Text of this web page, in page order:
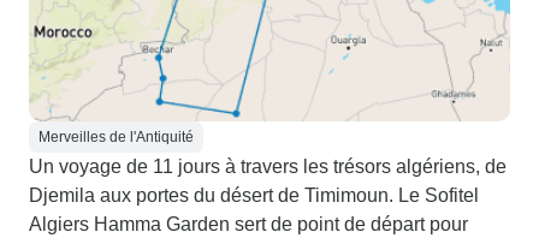
Merveilles de l'Antiquité
Un voyage de 11 jours à travers les trésors algériens, de
Djemila aux portes du désert de Timimoun. Le Sofitel
Algiers Hamma Garden sert de point de départ pour